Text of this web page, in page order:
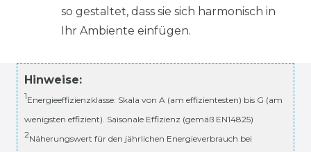
so gestaltet, dass sie sich harmonisch in
Ihr Ambiente einfügen.
Hinweise:
1Energieeffizienzklasse: Skala von A (am effizientesten) bis G (am
wenigsten effizient). Saisonale Effizienz (gemäß EN14825)
2Näherungswert für den jährlichen Energieverbrauch bei